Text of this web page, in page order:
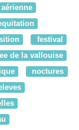
festival
de la vallouise
noctures